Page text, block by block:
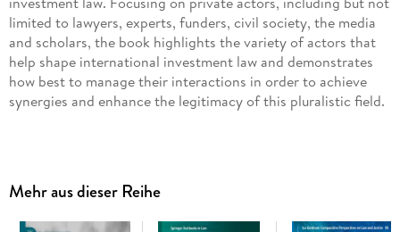
limited to lawyers, experts, funders, civil society, the media
and scholars, the book highlights the variety of actors that
help shape international investment law and demonstrates
how best to manage their interactions in order to achieve
synergies and enhance the legitimacy of this pluralistic field.
Katia Fach Gómez, Introduction. - Paolo Vargiu, Stakeholders
of Investment Arbitration: establishing a dialogue among
Mehr aus dieser Reihe